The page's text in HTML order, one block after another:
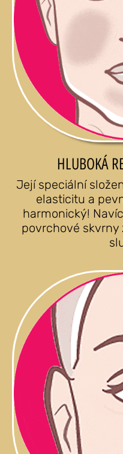
HLUBOKÁ
Její speciální
elasticitu a
harmonický!
povrchové